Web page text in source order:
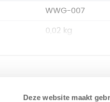
Deze website maakt
WWG-007
0,02 kg